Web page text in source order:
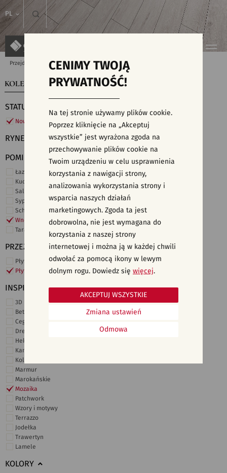
PL
Przejdź do strony głównej Kolekcje
KOLEKCJE WYSZUKIWARKA PŁYTEK
STATUS
Nowości
RYNEK
POMIESZCZENIE
Łazienka
Kuchnia
Salon i hol
Sypialnia
Schody
Wnętrza komercyjne
Taras i ogród
PRZEZNACZENIE
Płytki ścienne
Płytki podłogowe
INSPIRACJE
3D i struktury
Beton
Cegiełki
Drewno
Heksagonalne
Kamień
Kolor
Marmur
Marokańskie
Mozaika
Patchwork
Wzory i motywy
Terrazzo
Jodełka
Trawertyn
Lamele
KOLORY
CENIMY TWOJĄ
PRYWATNOŚĆ!
Na tej stronie używamy plików cookie.
Poprzez kliknięcie na „Akceptuj
wszystkie” jest wyrażona zgoda na
przechowywanie plików cookie na
Twoim urządzeniu w celu usprawnienia
korzystania z nawigacji strony,
analizowania wykorzystania strony i
wsparcia naszych działań
marketingowych. Zgoda ta jest
dobrowolna, nie jest wymagana do
korzystania z naszej strony
internetowej i można ją w każdej chwili
odwołać za pomocą ikony w lewym
dolnym rogu. Dowiedz się więcej.
Odmowa
Zmiana ustawień
AKCEPTUJ WSZYSTKIE